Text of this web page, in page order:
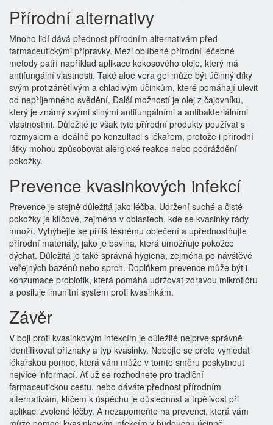
Přírodní alternativy
Mnoho lidí dává přednost přírodním alternativám před
farmaceutickými přípravky. Mezi oblíbené přírodní léčebné
metody patří například aplikace kokosového oleje, který má
antifungální vlastnosti. Také aloe vera gel může být účinný díky
svým protizánětlivým a chladivým účinkům, které pomáhají ulevit
od nepříjemného svědění. Další možností je olej z čajovníku,
který je známý svými silnými antifungálními a antibakteriálními
vlastnostmi. Důležité je však tyto přírodní produkty používat s
rozmyslem a ideálně po konzultaci s lékařem, protože i přírodní
látky mohou způsobovat alergické reakce nebo podráždění
pokožky.
Prevence kvasinkových infekcí
Prevence je stejně důležitá jako léčba. Udržení suché a čisté
pokožky je klíčové, zejména v oblastech, kde se kvasinky rády
množí. Vyhýbejte se příliš těsnému oblečení a upřednostňujte
přírodní materiály, jako je bavlna, která umožňuje pokožce
dýchat. Důležitá je také správná hygiena, zejména po návštěvě
veřejných bazénů nebo sprch. Doplňkem prevence může být i
konzumace probiotik, která pomáhá udržovat zdravou mikroflóru
a posiluje imunitní systém proti kvasinkám.
Závěr
V boji proti kvasinkovým infekcím je důležité nejprve správně
identifikovat příznaky a typ kvasinky. Nebojte se proto vyhledat
lékařskou pomoc, která vám může v tomto směru poskytnout
nejvíce informací. Ať už se rozhodnete pro tradiční
farmaceutickou cestu, nebo dáváte přednost přírodním
alternativám, klíčem k úspěchu je důslednost a trpělivost při
aplikaci zvolené léčby. A nezapomeňte na prevenci, která vám